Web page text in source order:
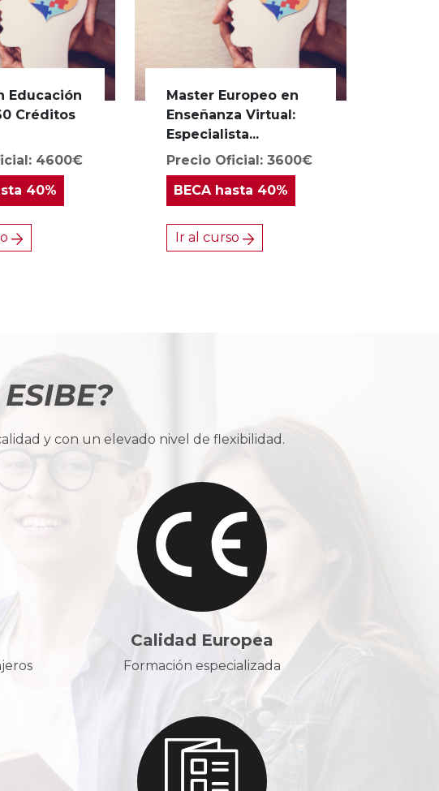
Educación
Créditos
4600€
40%
Master Europeo en
Enseñanza Virtual:
Especialista...
Precio Oficial: 3600€
BECAhasta 40%
Ir al curso
y con un elevado nivel de flexibilidad.
Calidad Europea
Formación especializada